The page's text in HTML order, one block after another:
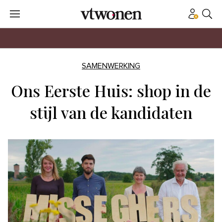
SAMENWERKING
Ons Eerste Huis: shop in de
stijl van de kandidaten